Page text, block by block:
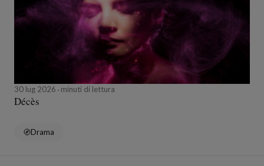
30 lug 2026 minuti di lettura
Décès
Drama